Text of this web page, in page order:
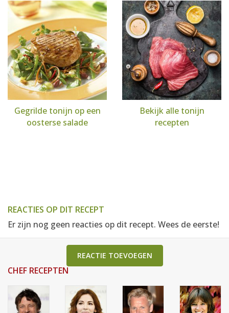
Gegrilde tonijn op een
oosterse salade
Bekijk alle tonijn
recepten
REACTIES OP DIT RECEPT
Er zijn nog geen reacties op dit recept. Wees de eerste!
REACTIE TOEVOEGEN
CHEF RECEPTEN